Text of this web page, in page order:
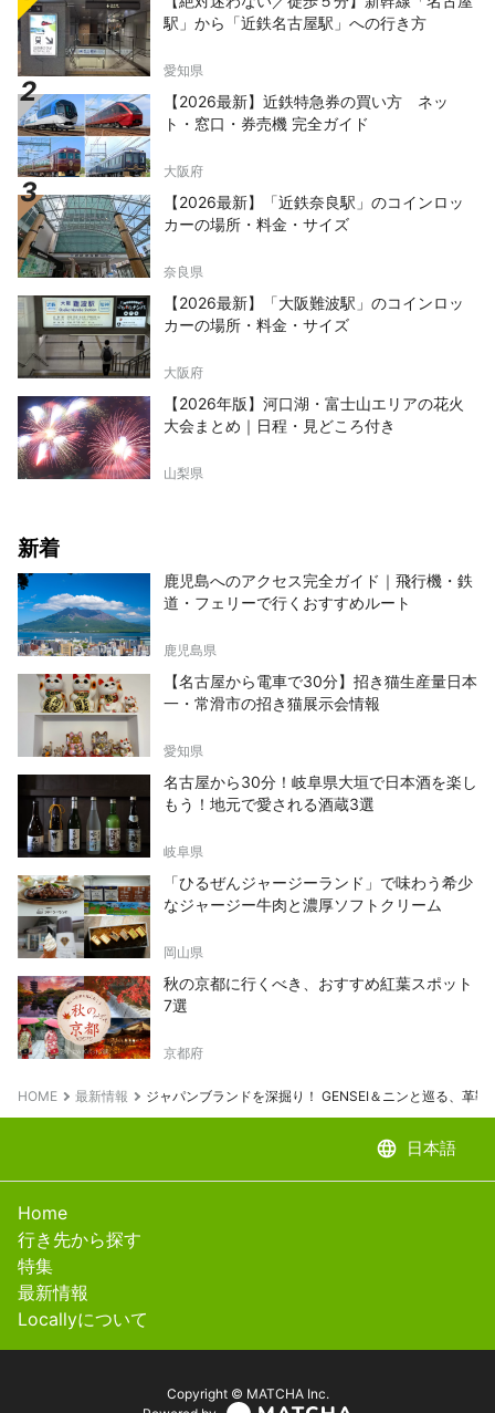
駅」から「近鉄名古屋駅」への行き方
愛知県
【2026最新】近鉄特急券の買い方 ネッ
ト・窓口・券売機 完全ガイド
大阪府
【2026最新】「近鉄奈良駅」のコインロッ
カーの場所・料金・サイズ
奈良県
【2026最新】「大阪難波駅」のコインロッ
カーの場所・料金・サイズ
大阪府
【2026年版】河口湖・富士山エリアの花火
大会まとめ｜日程・見どころ付き
山梨県
新着
鹿児島へのアクセス完全ガイド｜飛行機・鉄
道・フェリーで行くおすすめルート
鹿児島県
【名古屋から電車で30分】招き猫生産量日本
一・常滑市の招き猫展示会情報
愛知県
名古屋から30分！岐阜県大垣で日本酒を楽し
もう！地元で愛される酒蔵3選
岐阜県
「ひるぜんジャージーランド」で味わう希少
なジャージー牛肉と濃厚ソフトクリーム
岡山県
秋の京都に行くべき、おすすめ紅葉スポット
7選
京都府
HOME 最新情報 ジャパンブランドを深掘り！ GENSEI＆ニンと巡る、革靴
language 日本語
Home
行き先から探す
特集
最新情報
Locallyについて
Copyright © MATCHA Inc.